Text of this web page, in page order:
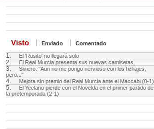
Visto Enviado Comentado
1.
El 'Rusito' no llegará solo
2.
El Real Murcia presenta sus nuevas camisetas
3.
Siviero: "Aun no me pongo nervioso con los fichajes,
pero..."
4.
Mejora sin premio del Real Murcia ante el Maccabi (0-1)
5.
El Yeclano pierde con el Novelda en el primer partido de
la pretemporada (2-1)